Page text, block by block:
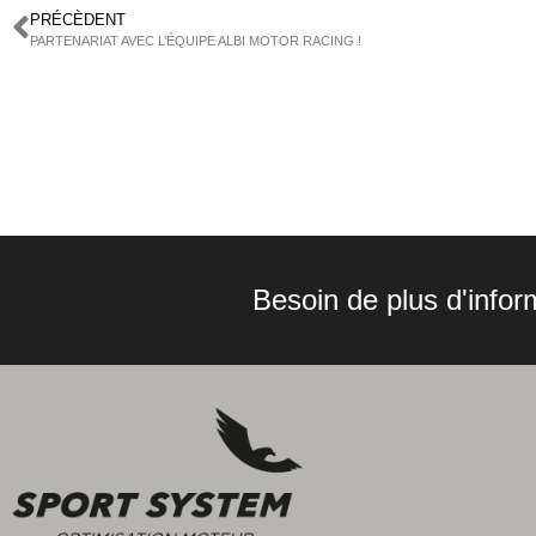
PRÉCÈDENT
PARTENARIAT AVEC L’ÉQUIPE ALBI MOTOR RACING !
Besoin de plus